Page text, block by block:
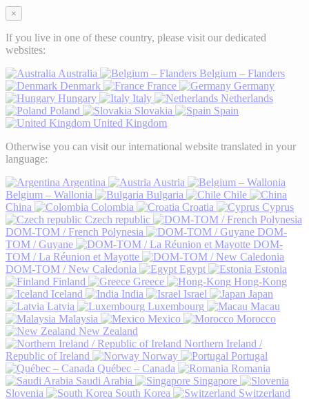
×
If you live in one of these country, please visit our dedicated
websites:
Australia
Belgium – Flanders
Denmark
France
Germany
Hungary
Italy
Netherlands
Poland
Slovakia
Spain
United Kingdom
Otherwise you can visit our international website translated in your
language:
Argentina
Austria
Belgium – Wallonia
Bulgaria
Chile
China
Colombia Croatia
Cyprus
Czech republic
DOM-TOM / French Polynesia
DOM-
TOM / Guyane
DOM-
TOM / La Réunion et Mayotte
DOM-TOM / New Caledonia
Egypt
Estonia
Finland
Greece
Hong-Kong
Iceland
India Israel
Japan
Latvia
Luxembourg
Macau
Malaysia
Mexico
Morocco
New Zealand
Northern Ireland /
Republic of Ireland
Norway
Portugal
Québec – Canada
Romania
Saudi Arabia
Singapore
Slovenia
South Korea Switzerland